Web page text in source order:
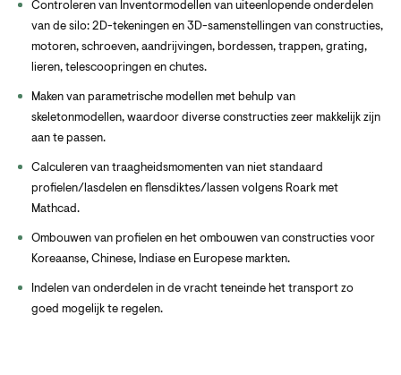
Controleren van Inventormodellen van uiteenlopende onderdelen
van de silo: 2D-tekeningen en 3D-samenstellingen van constructies,
motoren, schroeven, aandrijvingen, bordessen, trappen, grating,
lieren, telescoopringen en chutes.
Maken van parametrische modellen met behulp van
skeletonmodellen, waardoor diverse constructies zeer makkelijk zijn
aan te passen.
Calculeren van traagheidsmomenten van niet standaard
profielen/lasdelen en flensdiktes/lassen volgens Roark met
Mathcad.
Ombouwen van profielen en het ombouwen van constructies voor
Koreaanse, Chinese, Indiase en Europese markten.
Indelen van onderdelen in de vracht teneinde het transport zo
goed mogelijk te regelen.